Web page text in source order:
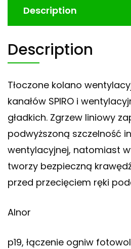
Description
Description
Tłoczone kolano
kanałów SPIRO i
gładkich. Zgrzew liniowy
podwyższoną szczelność
wentylacyjnej, natomiast
tworzy bezpieczną
przed przecięciem ręki
Alnor
p19, łączenie ogniw